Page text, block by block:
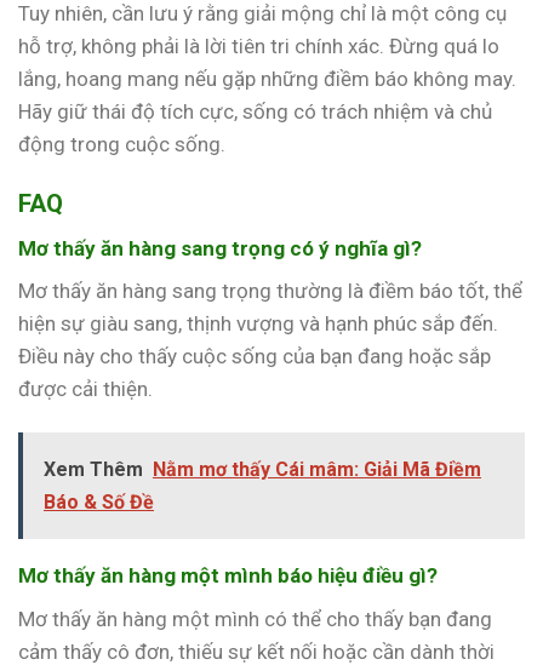
Tuy nhiên, cần lưu ý rằng giải mộng chỉ là một công cụ
hỗ trợ, không phải là lời tiên tri chính xác. Đừng quá lo
lắng, hoang mang nếu gặp những điềm báo không may.
Hãy giữ thái độ tích cực, sống có trách nhiệm và chủ
động trong cuộc sống.
FAQ
Mơ thấy ăn hàng sang trọng có ý nghĩa gì?
Mơ thấy ăn hàng sang trọng thường là điềm báo tốt, thể
hiện sự giàu sang, thịnh vượng và hạnh phúc sắp đến.
Điều này cho thấy cuộc sống của bạn đang hoặc sắp
được cải thiện.
Xem Thêm
Nằm mơ thấy Cái mâm: Giải Mã Điềm
Báo & Số Đề
Mơ thấy ăn hàng một mình báo hiệu điều gì?
Mơ thấy ăn hàng một mình có thể cho thấy bạn đang
cảm thấy cô đơn, thiếu sự kết nối hoặc cần dành thời